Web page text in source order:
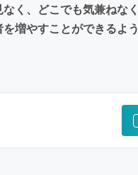
く、どこでも気兼ねな
増やすことができるよ